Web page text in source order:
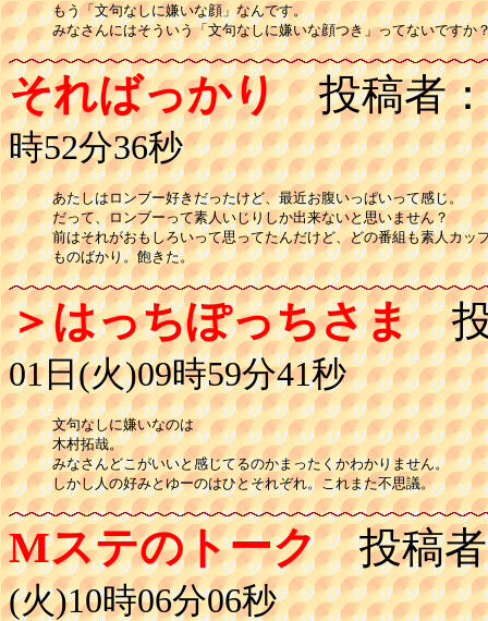
もう「文句なしに嫌いな顔」なんです。
みなさんにはそういう「文句なしに嫌いな顔つき」ってないですか
そればっかり投稿者：
時52分36秒
あたしはロンブー好きだったけど、最近お腹いっぱいって感じ。
だって、ロンブーって素人いじりしか出来ないと思いません？
前はそれがおもしろいって思ってたんだけど、どの番組も素人カッ
ものばかり。飽きた。
＞はっちぽっちさま投
01日(火)09時59分41秒
文句なしに嫌いなのは
木村拓哉。
みなさんどこがいいと感じてるのかまったくかわかりません。
しかし人の好みとゆーのはひとそれぞれ。これまた不思議。
Mステのトーク投稿者
(火)10時06分06秒